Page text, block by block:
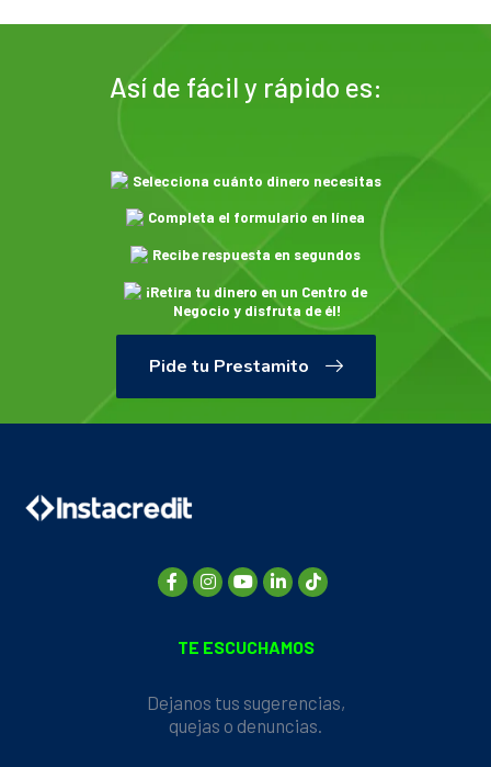
Así de fácil y rápido es:
Selecciona cuánto dinero necesitas
Completa el formulario en línea
Recibe respuesta en segundos
¡Retira tu dinero en un Centro de
Negocio y disfruta de él!
Pide tu Prestamito
TE ESCUCHAMOS
Dejanos tus sugerencias,
quejas o denuncias.